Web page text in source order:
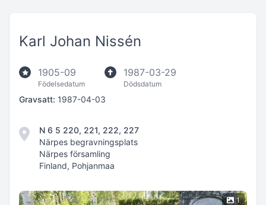
Karl Johan Nissén
1905-09
Födelsedatum
1987-03-29
Dödsdatum
Gravsatt: 1987-04-03
N 6 5 220, 221, 222, 227
Närpes begravningsplats
Närpes församling
Finland, Pohjanmaa
1